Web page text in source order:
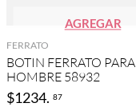
AGREGAR
FERRATO
BOTIN FERRATO PARA
HOMBRE 58932
$1234. 87